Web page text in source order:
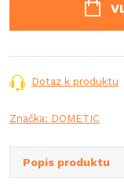
Dotaz k produktu
Značka: DOMETIC
Popis produktu